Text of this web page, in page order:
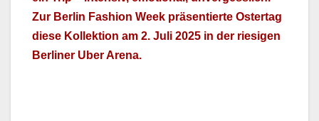
Zur Berlin Fash­ion Week präsen­tierte Ostertag
diese Kollek­tion am 2. Juli 2025 in der riesi­gen
Berlin­er Uber Are­na.